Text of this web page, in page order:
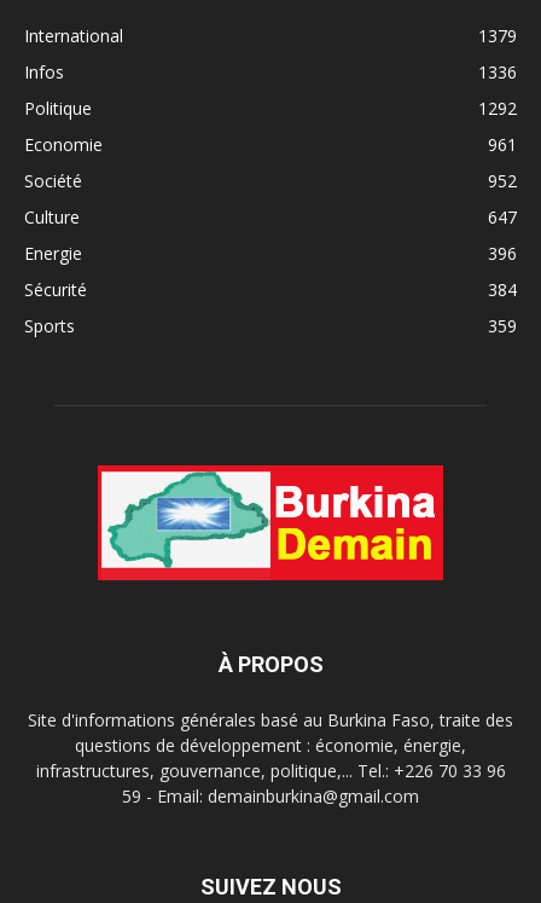
International
1379
Infos
1336
Politique
1292
Economie
961
Société
952
Culture
647
Energie
396
Sécurité
384
Sports
359
À PROPOS
Site d'informations générales basé au Burkina Faso, traite des
questions de développement : économie, énergie,
infrastructures, gouvernance, politique,... Tel.: +226 70 33 96
59 - Email: demainburkina@gmail.com
SUIVEZ NOUS